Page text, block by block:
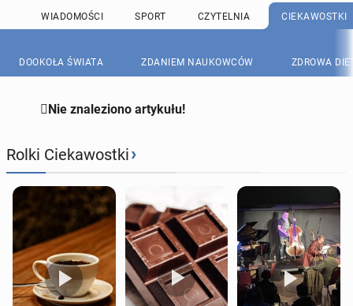
WIADOMOŚCI SPORT CZYTELNIA CIEKAWOSTKI
DOOKOŁA ŚWIATA ZDANIEM NAUKOWCÓW ZDROWA
Nie znaleziono artykułu!
Rolki Ciekawostki›